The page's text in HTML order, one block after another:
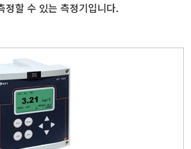
정할 수 있는 측정기입니다.